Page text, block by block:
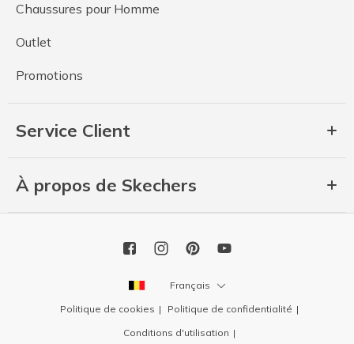
Chaussures pour Homme
Outlet
Promotions
Service Client
À propos de Skechers
Français
Politique de cookies
Politique de confidentialité
Conditions d'utilisation